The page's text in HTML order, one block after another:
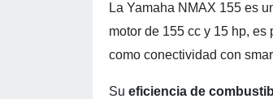
La Yamaha NMAX 155 es
motor de 155 cc y 15 hp,
como conectividad con
Su eficiencia de